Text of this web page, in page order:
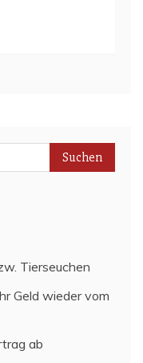
Tierseuchen
Geld wieder vom
ab